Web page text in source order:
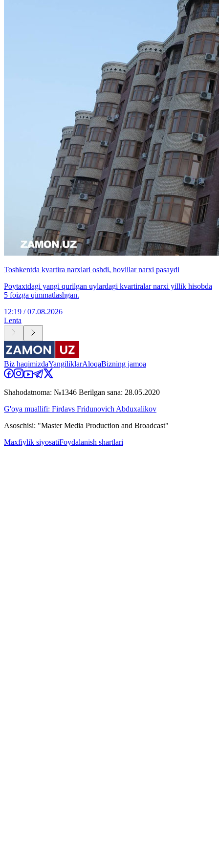
Toshkentda kvartira narxlari oshdi, hovlilar narxi pasaydi
Poytaxtdagi yangi qurilgan uylardagi kvartiralar narxi yillik hisobda
5 foizga qimmatlashgan.
12:19 / 07.08.2026
Lenta
Biz haqimizdaYangiliklarAloqaBizning jamoa
Shahodatnoma: №1346 Berilgan sana: 28.05.2020
G'oya muallifi: Firdavs Fridunovich Abduxalikov
Asoschisi: "Master Media Production and Broadcast"
Maxfiylik siyosatiFoydalanish shartlari